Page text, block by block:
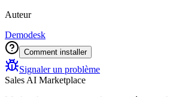
Auteur
Demodesk
Comment installer
Signaler un problème
Sales AI Marketplace